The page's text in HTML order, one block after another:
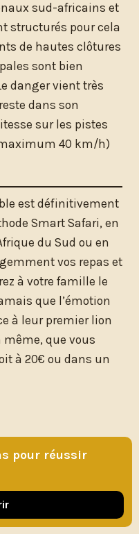
sud-africains et
structurés pour cela
de hautes clôtures
sont bien
danger vient très
dans son
sur les pistes
40 km/h)
est définitivement
Smart Safari, en
du Sud ou en
vos repas et
à votre famille le
que l’émotion
à leur premier lion
que vous
à 20€ ou dans un
kids-friendly
petit budget : quel
pour réussir